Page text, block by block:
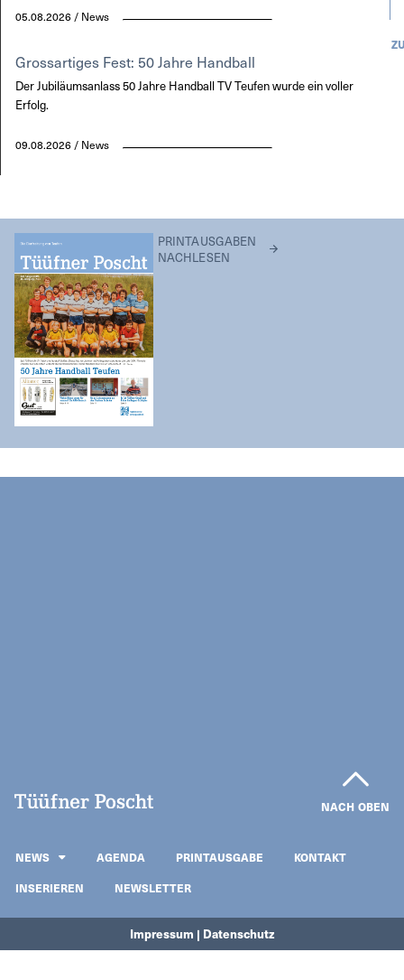
05.08.2026 / News
Grossartiges Fest: 50 Jahre Handball
Der Jubiläumsanlass 50 Jahre Handball TV Teufen wurde ein voller
Erfolg.
09.08.2026 / News
PRINTAUSGABEN
NACHLESEN
NACH OBEN
NEWS AGENDA PRINTAUSGABE
KONTAKT
INSERIEREN
NEWSLETTER
Impressum | Datenschutz